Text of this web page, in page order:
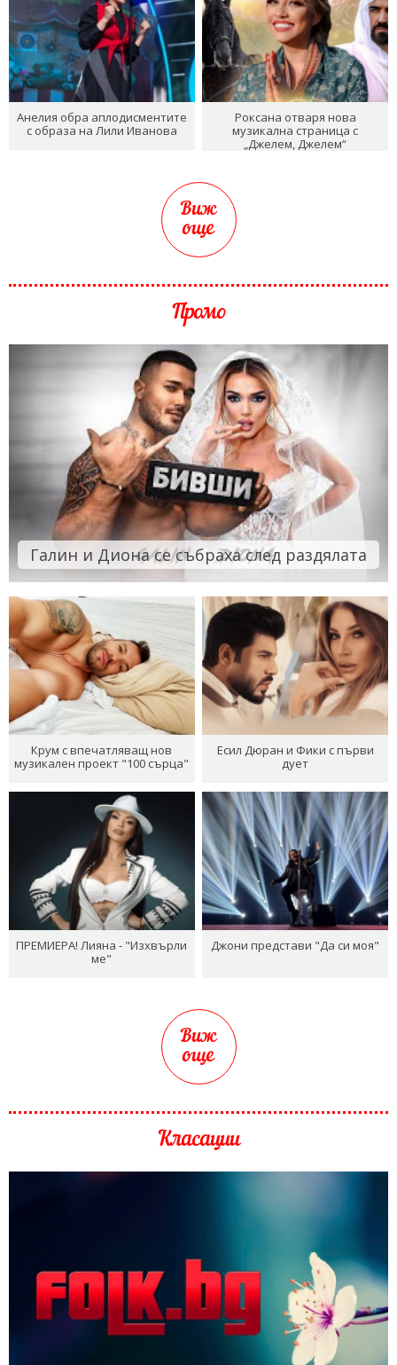
Анелия обра аплодисментите
с образа на Лили Иванова
Роксана отваря нова
музикална страница с
„Джелем, Джелем“
Виж
още
Промо
Галин и Диона се събраха след раздялата
Крум с впечатляващ нов
музикален проект "100 сърца"
Есил Дюран и Фики с първи
дует
ПРЕМИЕРА! Лияна - "Изхвърли
ме"
Джони представи "Да си моя"
Виж
още
Класации